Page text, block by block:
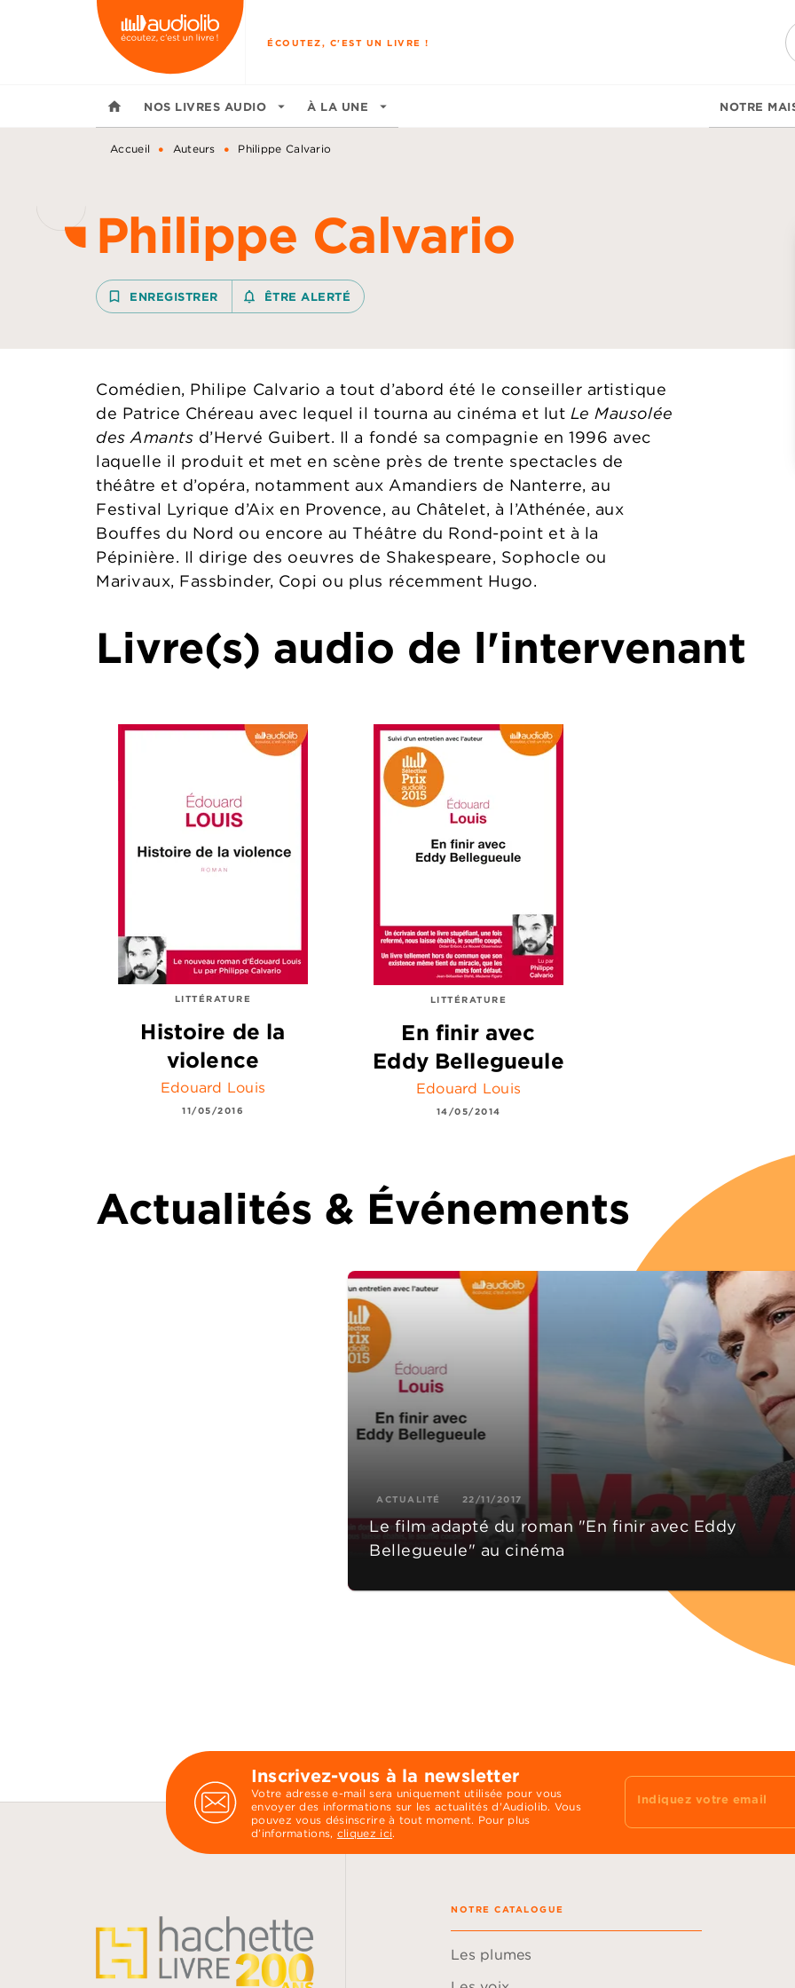
MENU RECHERCHE
ÉCOUTEZ, C'EST UN LIVRE !
home NOS LIVRES AUDIO arrow_drop_down À LA UNE arrow_drop_down NOTRE
Accueil • Auteurs • Philippe Calvario
Philippe Calvario
bookmark_border ENREGISTRER notifications_none_outlined
ÊTRE ALERTÉ
Comédien, Philipe Calvario a tout d’abord été le conseiller artistique
de Patrice Chéreau avec lequel il tourna au cinéma et lut Le Mausolée
des Amants d’Hervé Guibert. Il a fondé sa compagnie en 1996 avec
laquelle il produit et met en scène près de trente spectacles de
théâtre et d’opéra, notamment aux Amandiers de Nanterre, au
Festival Lyrique d’Aix en Provence, au Châtelet, à l’Athénée, aux
Bouffes du Nord ou encore au Théâtre du Rond-point et à la
Pépinière. Il dirige des oeuvres de Shakespeare, Sophocle ou
Marivaux, Fassbinder, Copi ou plus récemment Hugo.
Livre(s) audio de l'intervenant
LITTÉRATURE
Histoire de la
violence
Edouard Louis
11/05/2016
LITTÉRATURE
En finir avec
Eddy Bellegueule
Edouard Louis
14/05/2014
Actualités & Événements
ACTUALITÉ 22/11/2017
Le film adapté du roman "En finir avec Eddy
Bellegueule" au cinéma
Inscrivez-vous à la newsletter
Votre adresse e-mail sera uniquement utilisée pour vous
envoyer des informations sur les actualités d'Audiolib. Vous
pouvez vous désinscrire à tout moment. Pour plus
d’informations, cliquez ici.
Indiquez votre email
NOTRE CATALOGUE
Les plumes